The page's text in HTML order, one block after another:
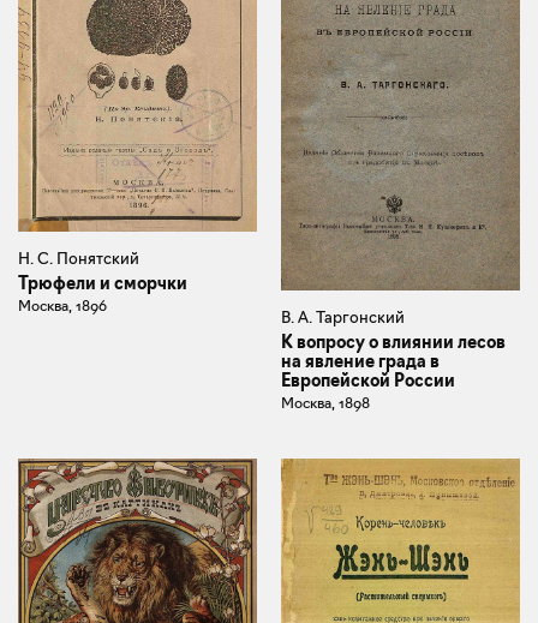
Н. С. Понятский
Трюфели и сморчки
Москва, 1896
В. А. Таргонский
К вопросу о влиянии лесов
на явление града в
Европейской России
Москва, 1898